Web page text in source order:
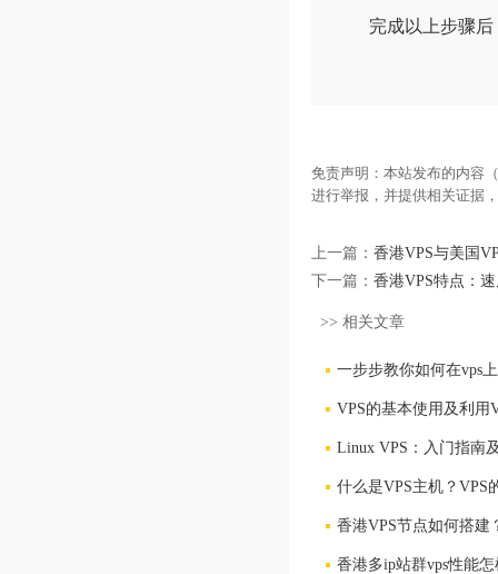
完成以上步骤后
免责声明：本站发布的内容
进行举报，并提供相关证据
上一篇： 香港VPS与美国
下一篇： 香港VPS特点：
>> 相关文章
一步步教你如何在vps
VPS的基本使用及利用
Linux VPS：入门指南
什么是VPS主机？VPS
香港VPS节点如何搭建
香港多ip站群vps性能